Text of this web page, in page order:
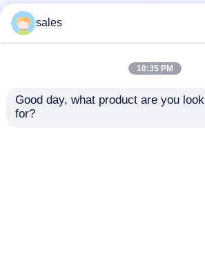
Volles
Plastikfreundliches
Überraschen der
die Wiederverwertung
Pumpe
24mm
sales
10:35 PM
Good day, what product are you
for?